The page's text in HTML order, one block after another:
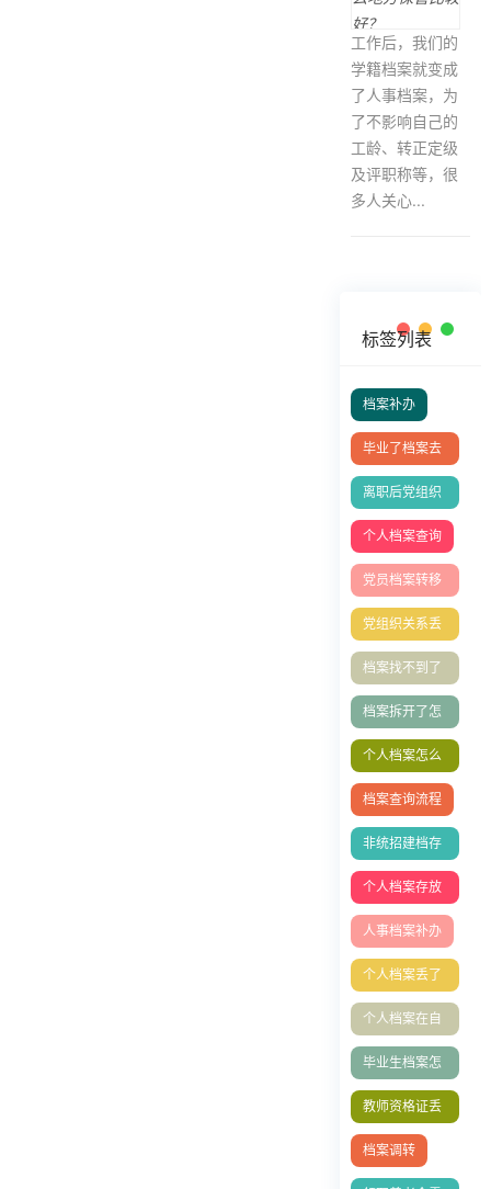
工作后，我们的
学籍档案就变成
了人事档案，为
了不影响自己的
工龄、转正定级
及评职称等，很
多人关心...
标签列表
档案补办
毕业了档案去
哪找
离职后党组织
关系处理全攻
略
个人档案查询
党员档案转移
流程
党组织关系丢
了
档案找不到了
怎么办
档案拆开了怎
么办
个人档案怎么
放到人社局？
档案查询流程
非统招建档存
档
个人档案存放
在哪里好
人事档案补办
个人档案丢了
怎么办？档案
能补办吗
个人档案在自
己手里怎么办
毕业生档案怎
么放到人才市
场
教师资格证丢
失补办
档案调转